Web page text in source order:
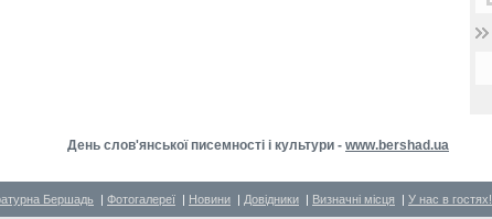
День слов'янської писемності і культури - www.bershad.ua
Бершадь | Фотогалереї | Новини | Довідники | Визначні місця | У нас в гостях!